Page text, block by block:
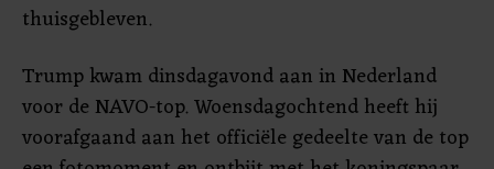
thuisgebleven.
Trump kwam dinsdagavond aan in Nederland
voor de NAVO-top. Woensdagochtend heeft hij
voorafgaand aan het officiële gedeelte van de top